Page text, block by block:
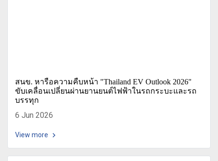
สนข. หารือความคืบหน้า "Thailand EV Outlook 2026"
ขับเคลื่อนเปลี่ยนผ่านยานยนต์ไฟฟ้าในรถกระบะและรถ
บรรทุก
6 Jun 2026
View more